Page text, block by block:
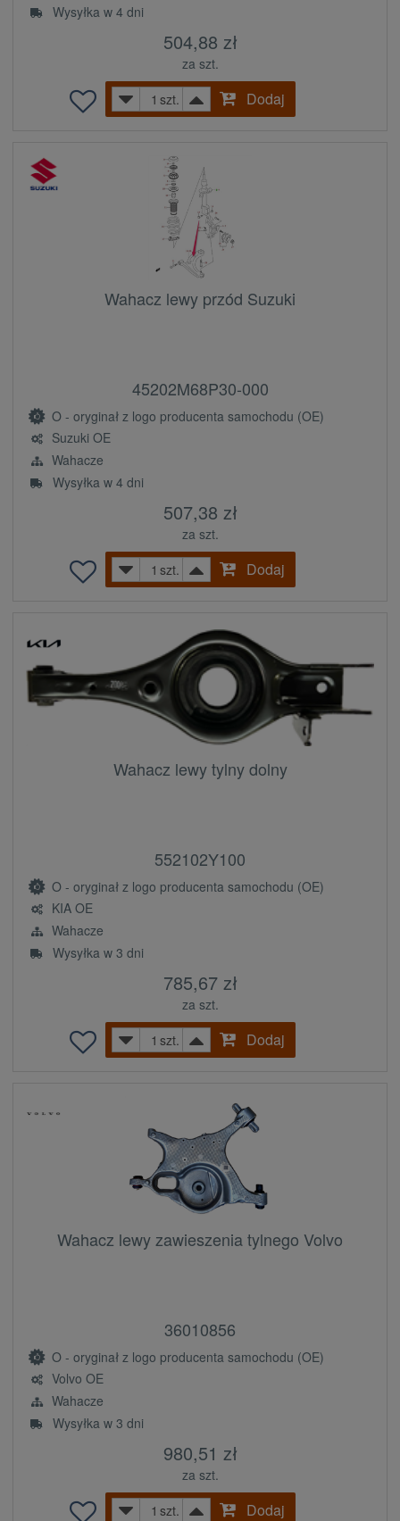
Wysyłka w 4 dni
504,88 zł
za szt.
szt.
Dodaj
Wahacz lewy przód Suzuki
45202M68P30-000
O - oryginał z logo producenta samochodu (OE)
Suzuki OE
Wahacze
Wysyłka w 4 dni
507,38 zł
za szt.
szt.
Dodaj
Wahacz lewy tylny dolny
552102Y100
O - oryginał z logo producenta samochodu (OE)
KIA OE
Wahacze
Wysyłka w 3 dni
785,67 zł
za szt.
szt.
Dodaj
Wahacz lewy zawieszenia tylnego Volvo
36010856
O - oryginał z logo producenta samochodu (OE)
Volvo OE
Wahacze
Wysyłka w 3 dni
980,51 zł
za szt.
szt.
Dodaj